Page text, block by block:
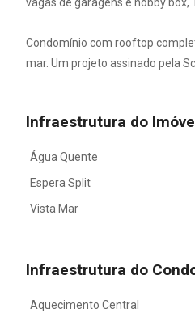
vagas de garagens e hobby box,
Condomínio com rooftop
mar. Um projeto assinado pela
Infraestrutura do
Água Quente
Espera Split
Vista Mar
Infraestrutura do
Aquecimento Central